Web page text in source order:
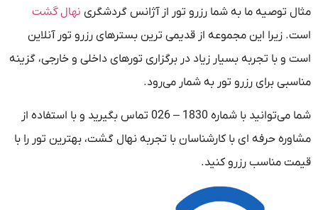
مثال توصیه ما به شما رزرو تور از آژانس گردشگری نهال گشت
است. زیرا این مجموعه از قدیمی ترین بسترهای رزرو تور آنلاین
است و با تجربه بسیار زیاد در برگزاری تورهای داخلی و خارجی، گزینه
مناسبی برای رزرو تور به شمار می‌رود.
شما می‌توانید با شماره 1830 – 026 تماس بگیرید و با استفاده از
مشاوره حرفه ای با کارشناسان با تجربه نهال گشت، بهترین تور را با
قیمت مناسب رزرو کنید.